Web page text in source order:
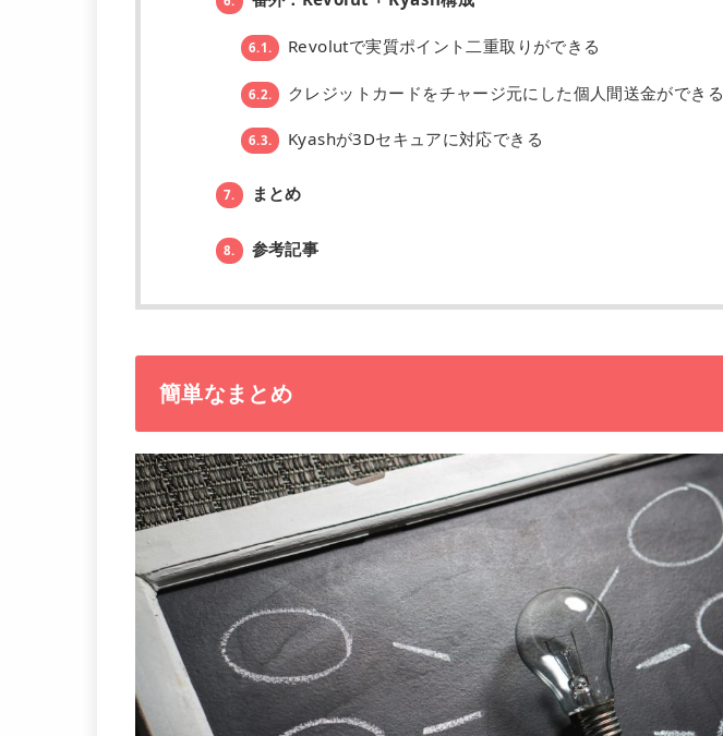
6.1. Revolutで実質ポイント二重取りができる
6.2. クレジットカードをチャージ元にした個人間送金ができる
6.3. Kyashが3Dセキュアに対応できる
7. まとめ
8. 参考記事
簡単なまとめ